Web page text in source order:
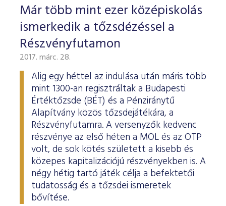
Már több mint ezer középiskolás
ismerkedik a tőzsdézéssel a
Részvényfutamon
2017. márc. 28.
Alig egy héttel az indulása után máris több
mint 1300-an regisztráltak a Budapesti
Értéktőzsde (BÉT) és a Pénziránytű
Alapítvány közös tőzsdejátékára, a
Részvényfutamra. A versenyzők kedvenc
részvénye az első héten a MOL és az OTP
volt, de sok kötés született a kisebb és
közepes kapitalizációjú részvényekben is. A
négy hétig tartó játék célja a befektetői
tudatosság és a tőzsdei ismeretek
bővítése.